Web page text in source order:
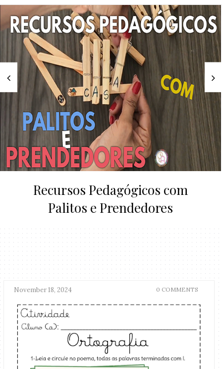
Recursos Pedagógicos com
Palitos e Prendedores
November 18, 2024 0 COMMENTS